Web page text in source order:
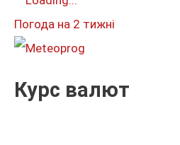
:
Погода на 2 тижні
Курс валют